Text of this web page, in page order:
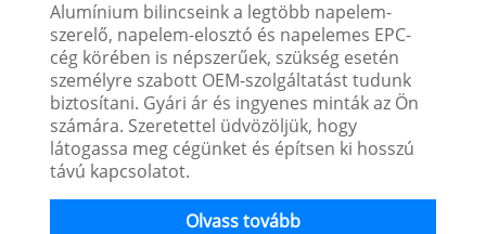
Alumínium bilincseink a legtöbb napelem-
szerelő, napelem-elosztó és napelemes EPC-
cég körében is népszerűek, szükség esetén
személyre szabott OEM-szolgáltatást tudunk
biztosítani. Gyári ár és ingyenes minták az Ön
számára. Szeretettel üdvözöljük, hogy
látogassa meg cégünket és építsen ki hosszú
távú kapcsolatot.
Olvass tovább